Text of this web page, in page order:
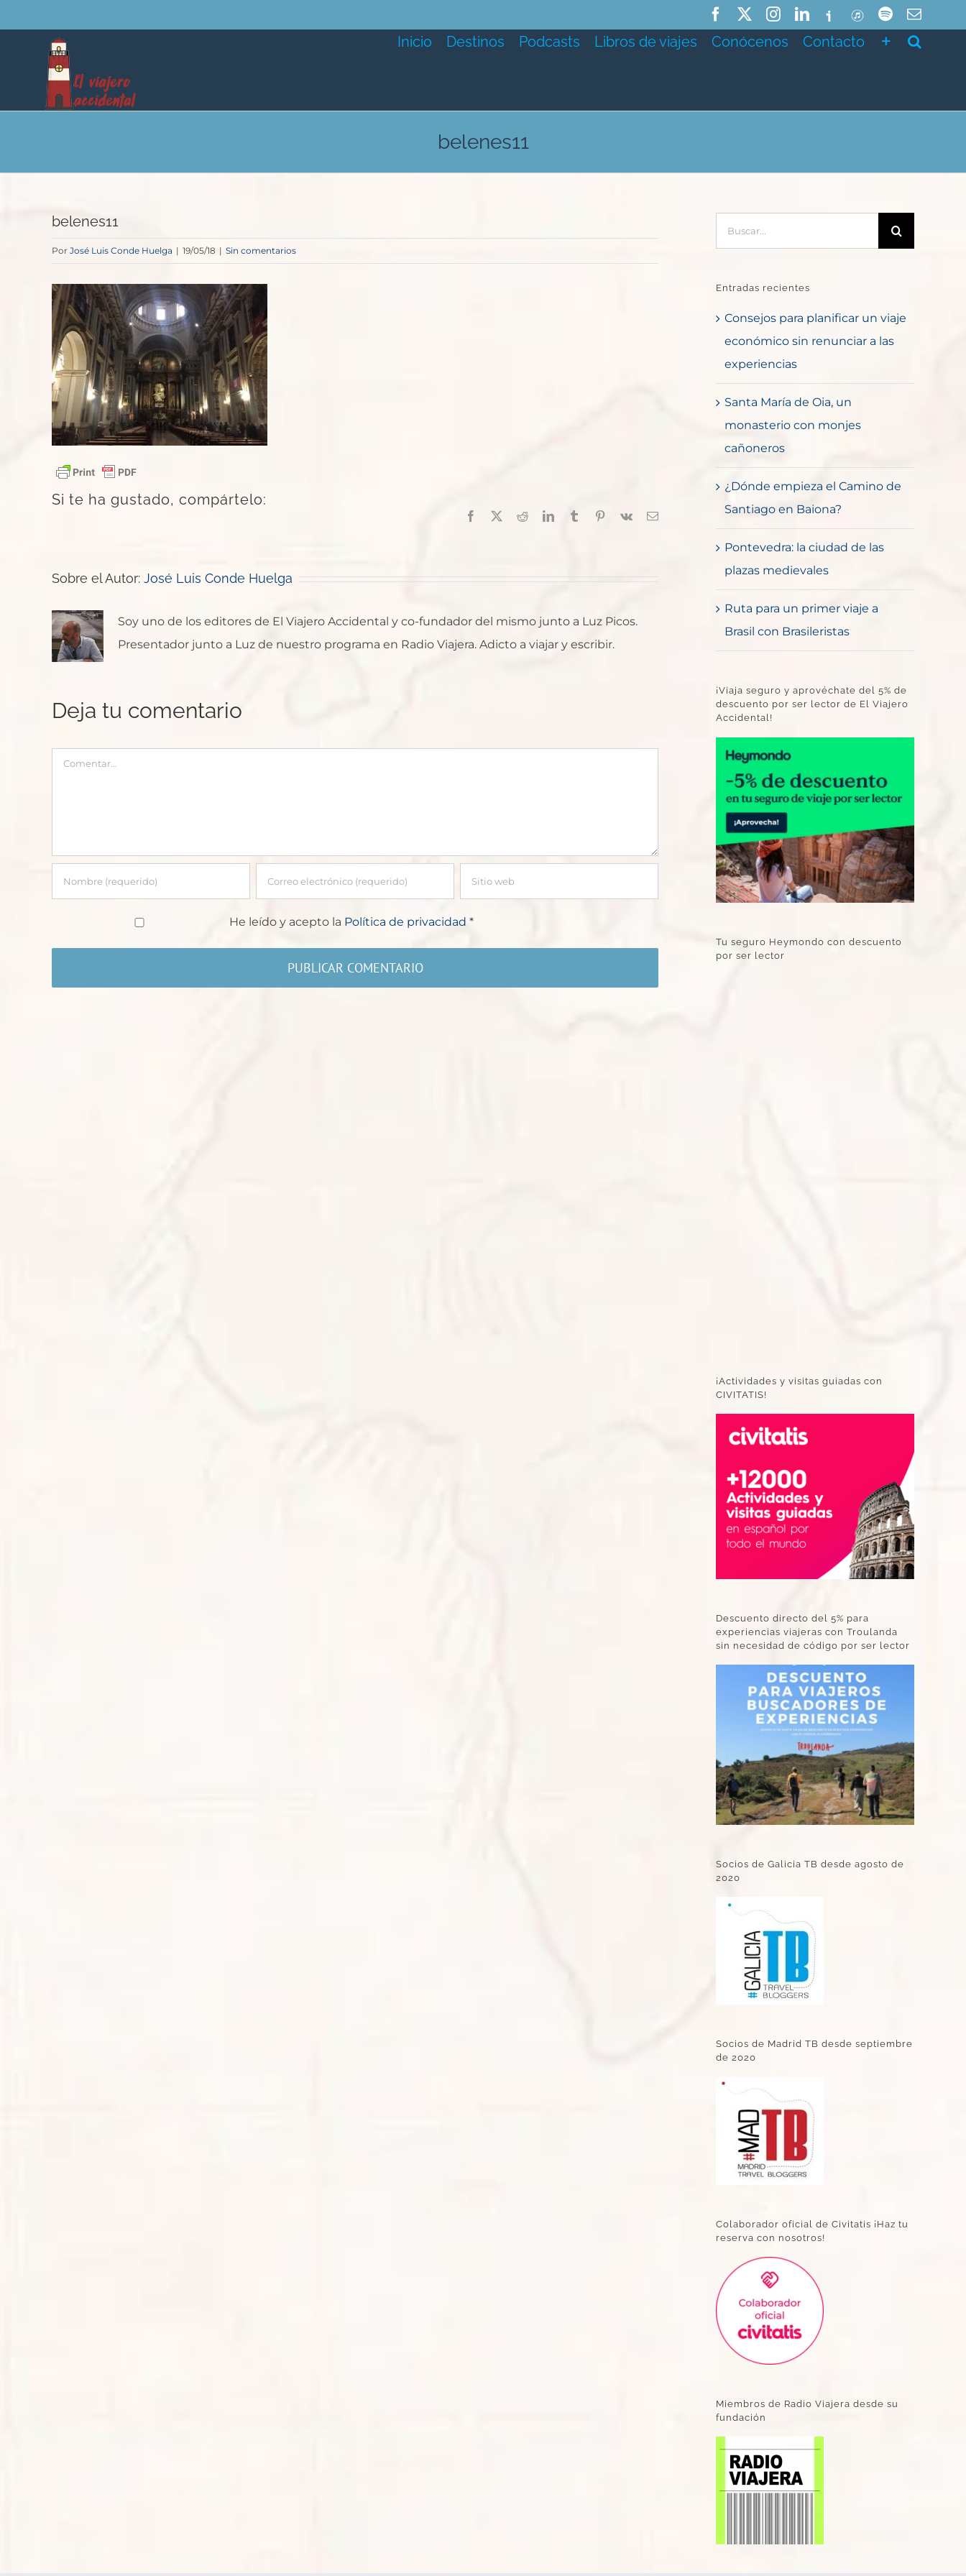
al
contenido
FacebookInstagramLinkedIn
IvooxITunesSpotifyCorreo
Inicio Destinos Podcasts Libros de viajes Conócenos Contacto
belenes11
belenes11
Por José Luis Conde Huelga | 19/05/18 | Sin comentarios
Si te ha gustado, compártelo:
Facebook RedditLinkedInTumblr Pinterest
Vk
Correo
Sobre el Autor: José Luis Conde Huelga
Soy uno de los editores de El Viajero Accidental y co-fundador del mismo junto a Luz Picos.
Presentador junto a Luz de nuestro programa en Radio Viajera. Adicto a viajar y escribir.
Deja tu comentario
Comentar
He leído y acepto la Política de privacidad*
Entradas recientes
Consejos para planificar un viaje
económico sin renunciar a las
experiencias
Santa María de Oia, un
monasterio con monjes
cañoneros
¿Dónde empieza el Camino de
Santiago en Baiona?
Pontevedra: la ciudad de las
plazas medievales
Ruta para un primer viaje a
Brasil con Brasileristas
¡Viaja seguro y aprovéchate del 5% de
descuento por ser lector de El Viajero
Accidental!
Tu seguro Heymondo con descuento
por ser lector
¡Actividades y visitas guiadas con
CIVITATIS!
Descuento directo del 5% para
experiencias viajeras con Troulanda
sin necesidad de código por ser lector
Socios de Galicia TB desde agosto de
2020
Socios de Madrid TB desde septiembre
de 2020
Colaborador oficial de Civitatis ¡Haz tu
reserva con nosotros!
Miembros de Radio Viajera desde su
fundación